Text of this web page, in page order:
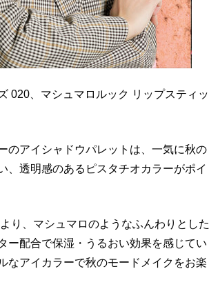
020、マシュマロルック リップスティッ
のアイシャドウパレットは、一気に秋の
、透明感のあるピスタチオカラーがポイ
り、マシュマロのようなふんわりとした
ー配合で保湿・うるおい効果を感じてい
なアイカラーで秋のモードメイクをお楽